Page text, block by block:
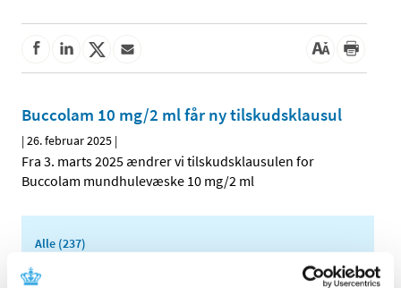
Buccolam 10 mg/2 ml får ny tilskudsklausul
|26. februar 2025 |
Fra 3. marts 2025 ændrer vi tilskudsklausulen for
Buccolam mundhulevæske 10 mg/2 ml
Alle (237)
TID